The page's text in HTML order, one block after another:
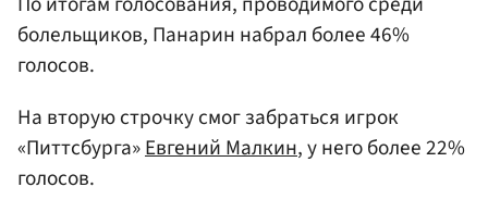
болельщиков, Панарин набрал более 46%
голосов.
На вторую строчку смог забраться игрок
«Питтсбурга»Евгений Малкин, у него более 22%
голосов.